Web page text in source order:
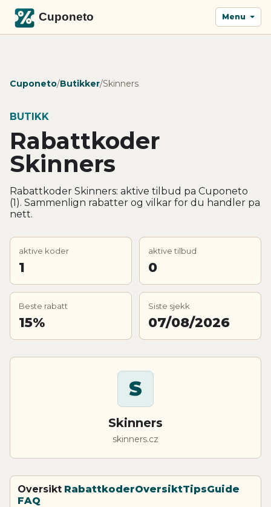
Menu
Cuponeto/Butikker/Skinners
BUTIKK
Rabattkoder
Skinners
Rabattkoder Skinners: aktive tilbud pa Cuponeto
(1). Sammenlign rabatter og vilkar for du handler pa
nett.
aktive koder
1
aktive tilbud
0
Beste rabatt
15%
Siste sjekk
07/08/2026
S
Skinners
skinners.cz
Oversikt RabattkoderOversiktTipsGuide
FAQ